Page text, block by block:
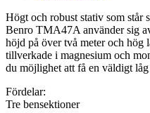
Högt och robust stativ som står
Benro TMA47A använder sig
höjd på över två meter och hög
tillverkade i magnesium och
du möjlighet att få en väldigt låg
Fördelar:
Tre bensektioner